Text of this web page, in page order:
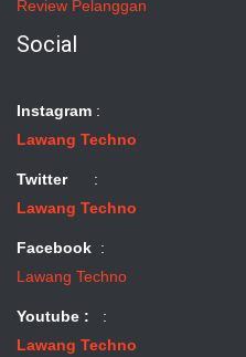
Review Pelanggan
Social
Instagram :
Lawang Techno
Twitter:
Lawang Techno
Facebook :
Lawang Techno
Youtube :
:
Lawang Techno